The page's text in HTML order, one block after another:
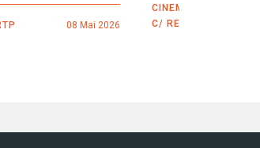
08 Mai 2026
CINEMAX - RTP
C/ REUTERS